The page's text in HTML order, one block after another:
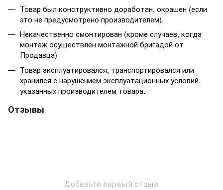
Товар был конструктивно доработан, окрашен (если
это не предусмотрено производителем).
Некачественно смонтирован (кроме случаев, когда
монтаж осуществлен монтажной бригадой от
Продавца)
Товар эксплуатировался, транспортировался или
хранился с нарушением эксплуатационных условий,
указанных производителем товара.
Отзывы
Добавьте первый отзыв